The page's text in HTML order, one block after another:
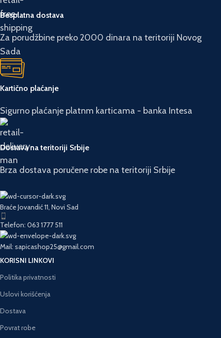
Besplatna dostava
Za porudžbine preko 2000 dinara na teritoriji Novog
Sada
Kartično plaćanje
Sigurno plaćanje platnm karticama - banka Intesa
Dostava na teritoriji Srbije
Brza dostava poručene robe na teritoriji Srbije
Braće Jovandić 11, Novi Sad
Telefon: 063 1777 511
Mail: sapicashop25@gmail.com
KORISNI LINKOVI
Politika privatnosti
Uslovi korišćenja
Dostava
Povrat robe